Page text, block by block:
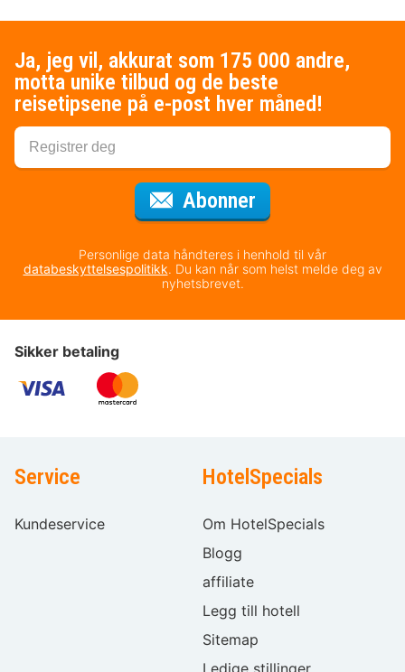
Ja, jeg vil, akkurat som 175 000 andre,
motta unike tilbud og de beste
reisetipsene på e-post hver måned!
Abonner
Personlige data håndteres i henhold til vår
databeskyttelsespolitikk. Du kan når som helst melde deg av
nyhetsbrevet.
Sikker betaling
Service
Kundeservice
HotelSpecials
Om HotelSpecials
Blogg
affiliate
Legg till hotell
Sitemap